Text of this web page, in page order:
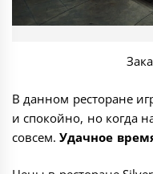
В данном ресторане
и спокойно, но когда
совсем.Удачное